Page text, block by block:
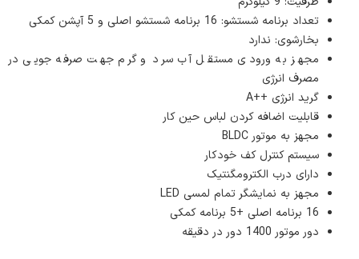
تعداد برنامه شستشو: 16 برنامه شستشو اصلی و 5 آپشن کمکی
بخارشوی: ندارد
مجهز به ورودی مستقل آب سرد و گرم جهت صرفه جویی در
مصرف انرژی
گريد انرژی ++A
قابلیت اضافه کردن لباس حین کار
مجهز به موتور BLDC
سیستم کنترل کف خودکار
دارای درب الکترومگنتیک
مجهز به نمایشگر تمام لمسی LED
16 برنامه اصلی +5 برنامه کمکی
دور موتور 1400 دور در دقیقه